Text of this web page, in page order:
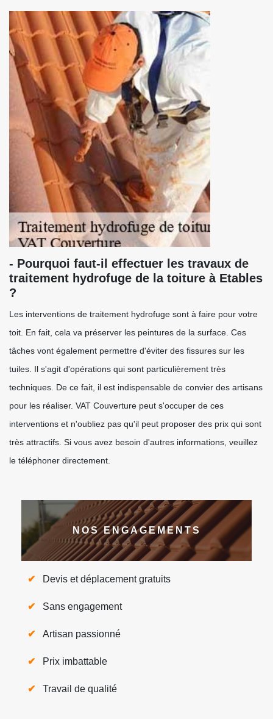
- Pourquoi faut-il effectuer les travaux de
traitement hydrofuge de la toiture à Etables
?
Les interventions de traitement hydrofuge sont à faire pour votre
toit. En fait, cela va préserver les peintures de la surface. Ces
tâches vont également permettre d'éviter des fissures sur les
tuiles. Il s'agit d'opérations qui sont particulièrement très
techniques. De ce fait, il est indispensable de convier des artisans
pour les réaliser. VAT Couverture peut s'occuper de ces
interventions et n'oubliez pas qu'il peut proposer des prix qui sont
très attractifs. Si vous avez besoin d'autres informations, veuillez
le téléphoner directement.
NOS ENGAGEMENTS
Devis et déplacement gratuits
Sans engagement
Artisan passionné
Prix imbattable
Travail de qualité